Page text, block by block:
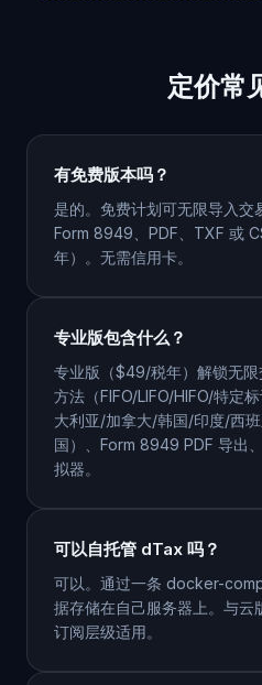
定价常
有免费版本吗？
是的。免费计划可无限导入交
Form 8949、PDF、TXF 或
年）。无需信用卡。
专业版包含什么？
专业版（$49/税年）解锁无
方法（FIFO/LIFO/HIFO/特定
大利亚/加拿大/韩国/印度/西
国）、Form 8949 PDF 导出
拟器。
可以自托管 dTax 吗？
可以。通过一条 docker-
据存储在自己服务器上。与云
订阅层级适用。